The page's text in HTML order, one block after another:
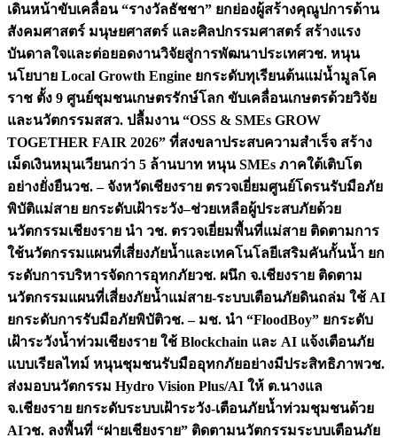
เดินหน้าขับเคลื่อน “รางวัลธัชชา” ยกย่องผู้สร้างคุณูปการด้าน
สังคมศาสตร์ มนุษยศาสตร์ และศิลปกรรมศาสตร์ สร้างแรง
บันดาลใจและต่อยอดงานวิจัยสู่การพัฒนาประเทศวช. หนุน
นโยบาย Local Growth Engine ยกระดับทุเรียนต้นแม่น้ำมูลโค
ราช ตั้ง 9 ศูนย์ชุมชนเกษตรรักษ์โลก ขับเคลื่อนเกษตรด้วยวิจัย
และนวัตกรรมสสว. ปลื้มงาน “OSS & SMEs GROW
TOGETHER FAIR 2026” ที่สงขลาประสบความสำเร็จ สร้าง
เม็ดเงินหมุนเวียนกว่า 5 ล้านบาท หนุน SMEs ภาคใต้เติบโต
อย่างยั่งยืนวช. – จังหวัดเชียงราย ตรวจเยี่ยมศูนย์โดรนรับมือภัย
พิบัติแม่สาย ยกระดับเฝ้าระวัง–ช่วยเหลือผู้ประสบภัยด้วย
นวัตกรรมเชียงราย นำ วช. ตรวจเยี่ยมพื้นที่แม่สาย ติดตามการ
ใช้นวัตกรรมแผนที่เสี่ยงภัยน้ำและเทคโนโลยีเสริมคันกั้นน้ำ ยก
ระดับการบริหารจัดการอุทกภัยวช. ผนึก จ.เชียงราย ติดตาม
นวัตกรรมแผนที่เสี่ยงภัยน้ำแม่สาย-ระบบเตือนภัยดินถล่ม ใช้ AI
ยกระดับการรับมือภัยพิบัติวช. – มช. นำ “FloodBoy” ยกระดับ
เฝ้าระวังน้ำท่วมเชียงราย ใช้ Blockchain และ AI แจ้งเตือนภัย
แบบเรียลไทม์ หนุนชุมชนรับมืออุทกภัยอย่างมีประสิทธิภาพวช.
ส่งมอบนวัตกรรม Hydro Vision Plus/AI ให้ ต.นางแล
จ.เชียงราย ยกระดับระบบเฝ้าระวัง-เตือนภัยน้ำท่วมชุมชนด้วย
AIวช. ลงพื้นที่ “ฝายเชียงราย” ติดตามนวัตกรรมระบบเตือนภัย